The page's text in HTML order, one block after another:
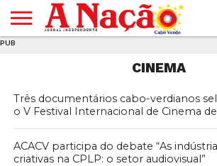
PUB
CINEMA
Três documentários cabo-verdianos
o V Festival Internacional de Cinema
ACACV participa do debate “As
criativas na CPLP: o setor audiovisual”